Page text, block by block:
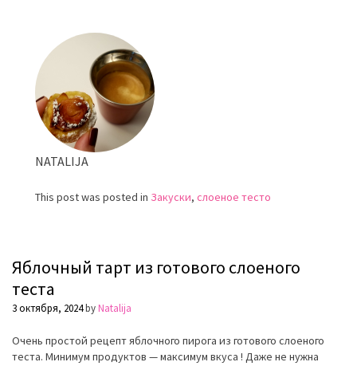
теста
с
лососем
NATALIJA
This post was posted in Закуски, слоеное тесто
Яблочный тарт из готового слоеного
теста
3 октября, 2024byNatalija
Очень простой рецепт яблочного пирога из готового слоеного
теста. Минимум продуктов — максимум вкуса ! Даже не нужна